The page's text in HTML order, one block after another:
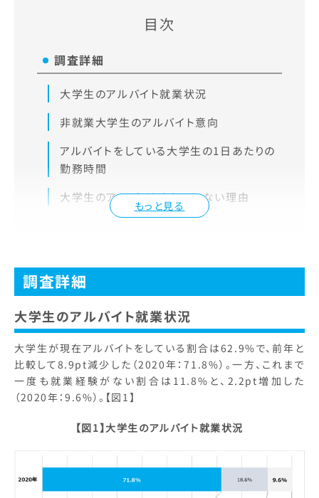
目次
もっと見る
調査詳細
大学生のアルバイト就業状況
非就業大学生のアルバイト意向
アルバイトをしている大学生の1日あたりの
勤務時間
大学生のアルバイトをしていない理由
調査詳細
大学生のアルバイト就業状況
大学生が現在アルバイトをしている割合は62.9%で、前年と
比較して8.9pt減少した（2020年：71.8%）。一方、これまで
一度も就業経験がない割合は11.8%と、2.2pt増加した
（2020年：9.6%）。【図1】
【図1】大学生のアルバイト就業状況